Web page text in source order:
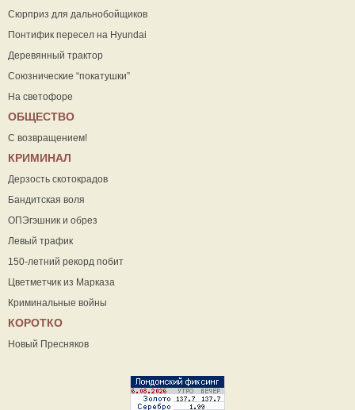
Сюрприз для дальнобойщиков
Понтифик пересел на Hyundai
Деревянный трактор
Союзнические “покатушки”
На светофоре
ОБЩЕСТВО
С возвращением!
КРИМИНАЛ
Дерзость скотокрадов
Бандитская воля
ОПЭгэшник и обрез
Левый трафик
150-летний рекорд побит
Цветметчик из Марказа
Криминальные войны
КОРОТКО
Новый Пресняков